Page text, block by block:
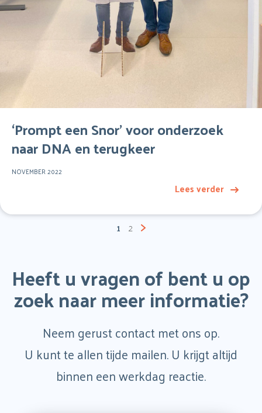
‘Prompt een Snor’ voor onderzoek
naar DNA en terugkeer
NOVEMBER 2022
Lees verder
1 2
Heeft u vragen of bent u op
zoek naar meer informatie?
Neem gerust contact met ons op.
U kunt te allen tijde mailen. U krijgt altijd
binnen een werkdag reactie.